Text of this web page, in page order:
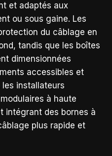
et adaptés aux
ou sous gaine. Les
du câblage en
tandis que les boîtes
dimensionnées
accessibles et
installateurs
à haute
intégrant des bornes à
plus rapide et